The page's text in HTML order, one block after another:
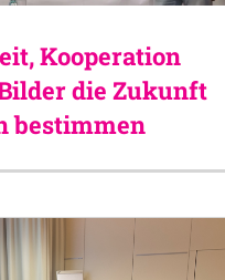
Kooperation
die Zukunft
bestimmen